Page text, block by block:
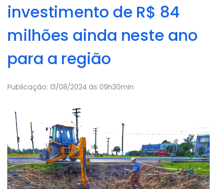
para
busca
investimento de R$ 84
milhões ainda neste ano
para a região
Publicação: 13/08/2024 às 09h30min